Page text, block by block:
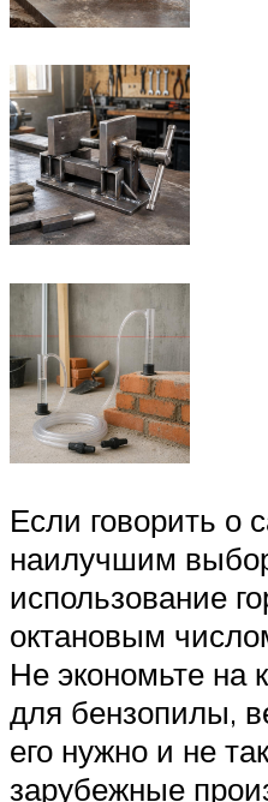
Если говорить о
наилучшим
использование
октановым
Не экономьте на
для бензопилы,
его нужно и не
зарубежные